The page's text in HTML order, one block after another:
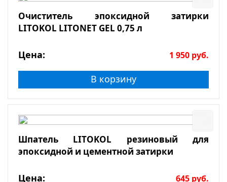
Очиститель эпоксидной затирки
LITOKOL LITONET GEL 0,75 л
Цена: 1 950 руб.
В корзину
Шпатель LITOKOL резиновый для
эпоксидной и цементной затирки
Цена: 645 руб.